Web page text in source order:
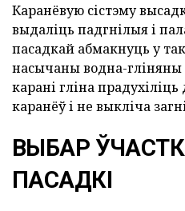
Каранёвую сістэму
выдаліць падгнілыя і
пасадкай абмакнуць у
насычаны водна-гліняны
карані гліна
каранёў і не выкліча
ВЫБАР
ПАСАДКІ